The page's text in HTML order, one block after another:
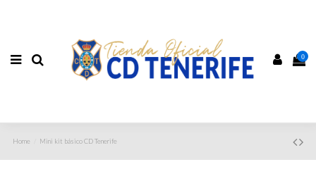
0
Home Mini kit básico CD Tenerife